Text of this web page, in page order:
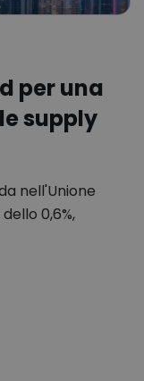
per una
supply
nell'Unione
0,6%,